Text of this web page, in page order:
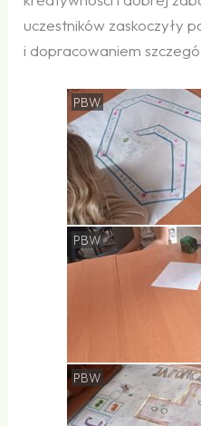
uczestników zaskoczyły
i dopracowaniem
PBW
PBW
PBW